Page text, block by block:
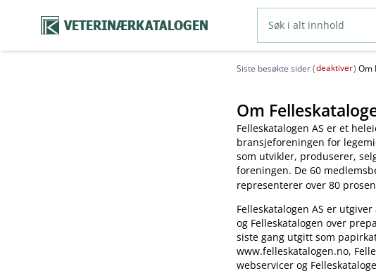
VETERINÆRKATALOGEN
Siste besøkte sider (deaktiver) Om
Om
Felleskatalogen AS er et
bransjeforeningen for
som utvikler, produserer,
foreningen. De 60
representerer over 80
Felleskatalogen AS er
og Felleskatalogen over
siste gang utgitt som
www.felleskatalogen.no,
webservicer og